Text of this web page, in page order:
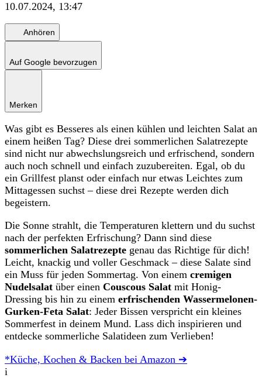
10.07.2024, 13:47
Anhören
Auf Google bevorzugen
Merken
Was gibt es Besseres als einen kühlen und leichten Salat an
einem heißen Tag? Diese drei sommerlichen Salatrezepte
sind nicht nur abwechslungsreich und erfrischend, sondern
auch noch schnell und einfach zuzubereiten. Egal, ob du
ein Grillfest planst oder einfach nur etwas Leichtes zum
Mittagessen suchst – diese drei Rezepte werden dich
begeistern.
Die Sonne strahlt, die Temperaturen klettern und du suchst
nach der perfekten Erfrischung? Dann sind diese
sommerlichen Salatrezepte genau das Richtige für dich!
Leicht, knackig und voller Geschmack – diese Salate sind
ein Muss für jeden Sommertag. Von einem cremigen
Nudelsalat über einen Couscous Salat mit Honig-
Dressing bis hin zu einem erfrischenden Wassermelonen-
Gurken-Feta Salat: Jeder Bissen verspricht ein kleines
Sommerfest in deinem Mund. Lass dich inspirieren und
entdecke sommerliche Salatideen zum Verlieben!
*Küche, Kochen & Backen bei Amazon ➔
i